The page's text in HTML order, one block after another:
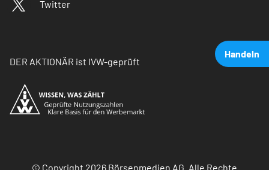
Handeln
Twitter
DER AKTIONÄR ist IVW-geprüft
© Copyright 2026 Börsenmedien AG. Alle Rechte